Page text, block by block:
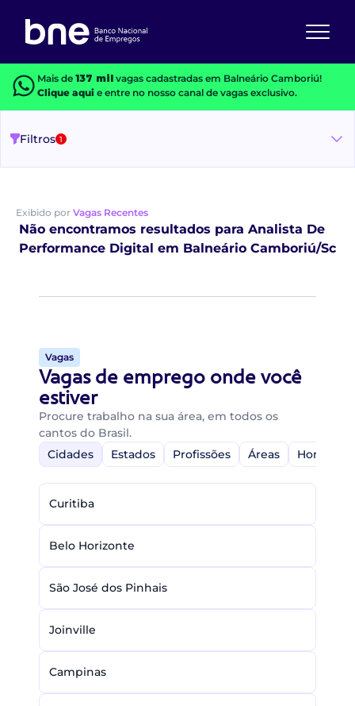
Mais de 137 milvagas cadastradas em Balneário Camboriú!
Clique aquie entre no nosso canal de vagas exclusivo.
Filtros 1
Exibido por Vagas Recentes
Não encontramos resultados para Analista De
Performance Digital em Balneário Camboriú/Sc
Vagas
Vagas de emprego onde você
estiver
Procure trabalho na sua área, em todos os
cantos do Brasil.
Cidades
Estados Profissões Áreas Home-
Curitiba
Belo Horizonte
São José dos Pinhais
Joinville
Campinas